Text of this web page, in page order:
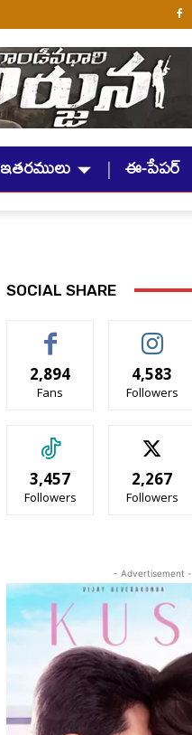
ఇతరములు ఈ-పేపర్
SOCIAL SHARE
2,894
Fans
4,583
Followers
3,457
Followers
2,267
Followers
- Advertisement -